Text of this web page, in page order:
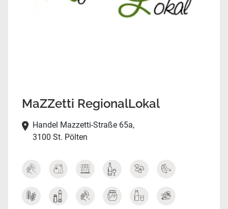
MaZZetti RegionalLokal
Handel Mazzetti-Straße 65a,
3100 St. Pölten